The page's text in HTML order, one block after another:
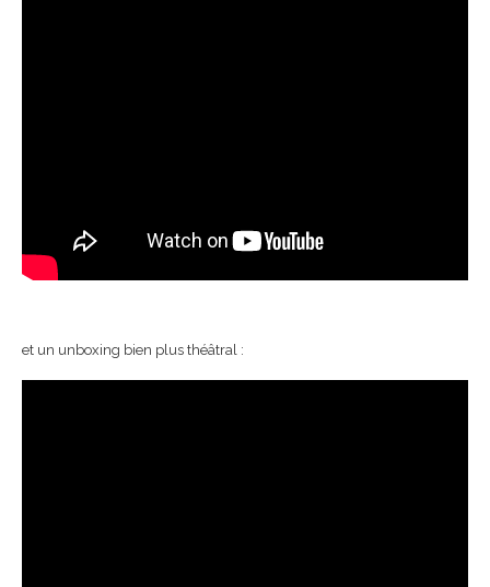
et un unboxing bien plus théâtral :